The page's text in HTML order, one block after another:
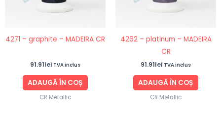
4271 – graphite – MADEIRA CR
91.91lei TVA inclus
ADAUGĂ ÎN COȘ
CR Metallic
4262 – platinum – MADEIRA
CR
91.91lei TVA inclus
ADAUGĂ ÎN COȘ
CR Metallic